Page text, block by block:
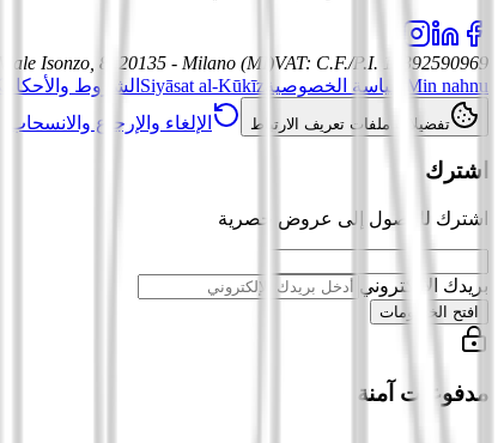
Viale Isonzo, 8, 20135 - Milano (MI)VAT: C.F./P.I. 12392590969
Min nahnu
سياسة الخصوصية Siyāsat al-Kūkīz الشروط والأحكام
تفضيلات ملفات تعريف الارتباط الإلغاء والإرجاع والانسحاب
اشترك
اشترك للوصول إلى عروض حصرية
بريدك الإلكتروني
افتح الخصومات
مدفوعات آمنة